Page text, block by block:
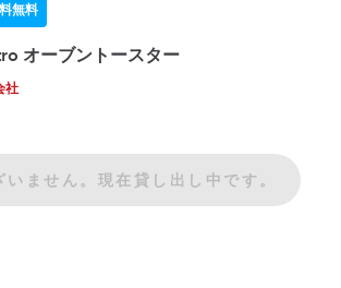
無料
オーブントースター
社
いません。現在貸し出し中です。